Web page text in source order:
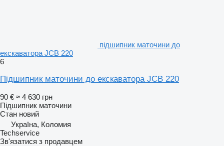
підшипник маточини до
екскаватора JCB 220
6
Підшипник маточини до екскаватора JCB 220
90 € ≈ 4 630 грн
Підшипник маточини
Стан новий
Україна, Коломия
Techservice
Зв'язатися з продавцем